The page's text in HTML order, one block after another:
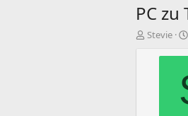
PC
E
Stevie